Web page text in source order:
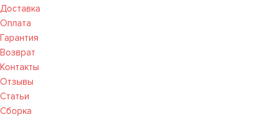
Доставка
Оплата
Гарантия
Возврат
Контакты
Отзывы
Статьи
Сборка